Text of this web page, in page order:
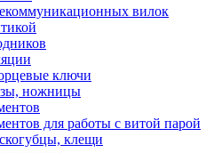
вилок
ключи
ножницы
для работы с витой парой
клещи